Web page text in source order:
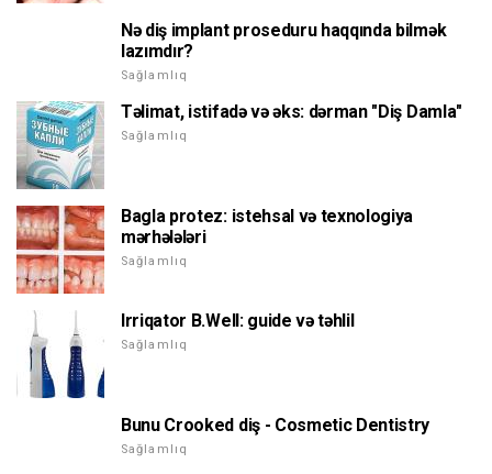
Nə diş implant proseduru haqqında bilmək
lazımdır?
Sağlamlıq
Təlimat, istifadə və əks: dərman "Diş Damla"
Sağlamlıq
Bagla protez: istehsal və texnologiya
mərhələləri
Sağlamlıq
Irriqator B.Well: guide və təhlil
Sağlamlıq
Bunu Crooked diş - Cosmetic Dentistry
Sağlamlıq